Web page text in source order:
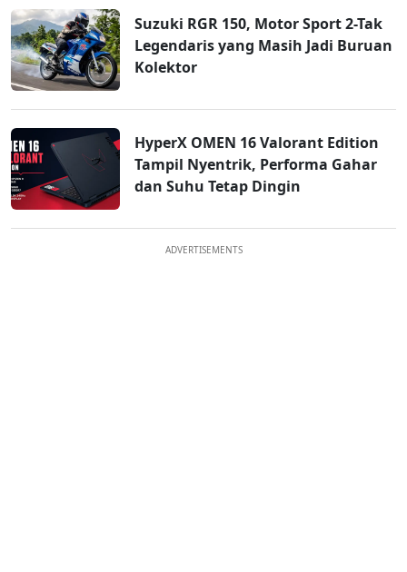
Suzuki RGR 150, Motor Sport 2-Tak
Legendaris yang Masih Jadi Buruan
Kolektor
HyperX OMEN 16 Valorant Edition
Tampil Nyentrik, Performa Gahar
dan Suhu Tetap Dingin
ADVERTISEMENTS